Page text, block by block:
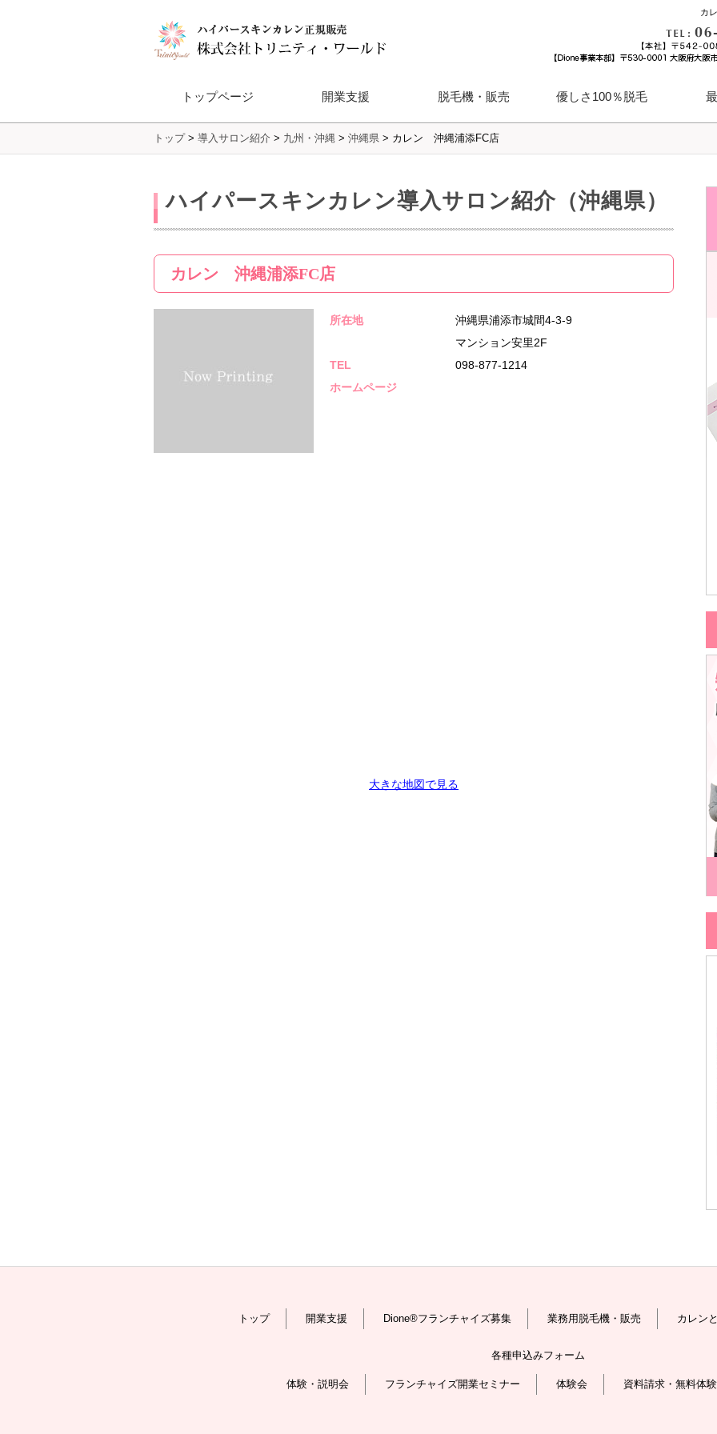
カ
トップページ 開業支援
Dione®フランチャイズ募集
脱毛機・販売
ハイパースキン「KAREN」
優しさ100％脱毛
トップ> 導入サロン紹介 > 九州・沖縄 > 沖縄県 > カレン 沖縄浦添FC店
ハイパースキンカレン導入サロン紹介（沖縄県）
カレン 沖縄浦添FC店
所在地
沖縄県浦添市城間4-3-9
マンション安里2F
TEL
098-877-1214
ホームページ
大きな地図で見る
トップ 開業支援 Dione®フランチャイズ募集 業務用脱毛機・販売 カレン
各種申込みフォーム
体験・説明会 フランチャイズ開業セミナー 体験会 資料請求・無料体